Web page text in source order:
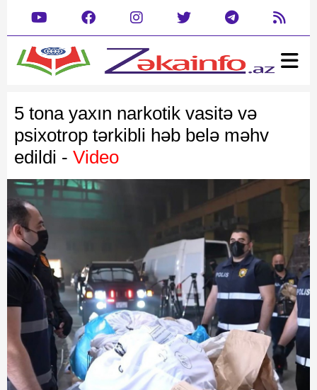
Gündəm
Rəsmi
Cəmiyyət
Mədəniyyət
Hadisə
Yazarlar
Dəyərlərimizin kreativ tanıtımı
Dünya
Müsahibə
İdman
Şou biznes
Maraqlı
Fotoqaleriya
Reportaj
Qarabag Zəfəri
5 tona yaxın narkotik vasitə və
psixotrop tərkibli həb belə məhv
edildi - Video